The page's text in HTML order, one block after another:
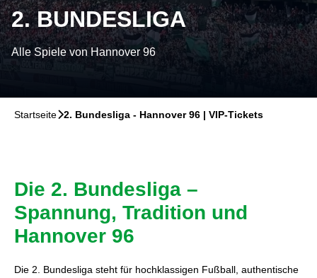
2. BUNDESLIGA
Alle Spiele von Hannover 96
Startseite􀆊2. Bundesliga - Hannover 96 | VIP-Tickets
Die 2. Bundesliga –
Spannung, Tradition und
Hannover 96
Die 2. Bundesliga steht für hochklassigen Fußball, authentische